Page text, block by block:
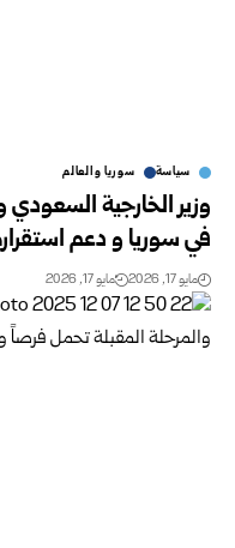
سياسة سوريا والعالم
وزير الخارجية
في سوريا و دعم
مايو 17, 2026 مايو 17, 2026